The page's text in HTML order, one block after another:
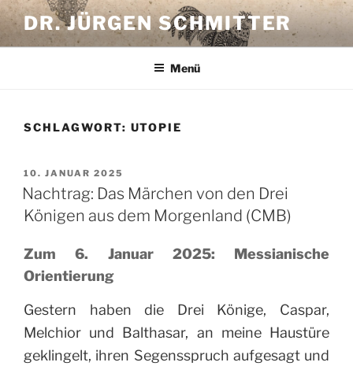
Zum
Inhalt
springen
DR. JÜRGEN SCHMITTER
Menü
SCHLAGWORT: UTOPIE
VERÖFFENTLICHT
AM
10. JANUAR 2025
Nachtrag: Das Märchen von den Drei
Königen aus dem Morgenland (CMB)
Zum 6. Januar 2025: Messianische
Orientierung
Gestern haben die Drei Könige, Caspar,
Melchior und Balthasar, an meine Haustüre
geklingelt, ihren Segensspruch aufgesagt und